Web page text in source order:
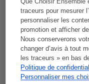
Que Choisir
traceurs pour mesurer
personnaliser les
promotion et afficher
Nous conserverons
changer d’avis à tout
les traceurs » en bas
Politique de
Personnaliser mes